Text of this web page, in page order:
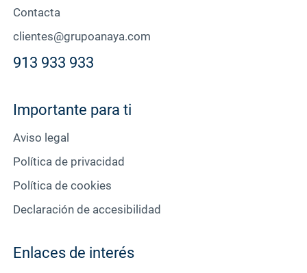
Contacta
clientes@grupoanaya.com
913 933 933
Importante para ti
Aviso legal
Política de privacidad
Política de cookies
Declaración de accesibilidad
Enlaces de interés